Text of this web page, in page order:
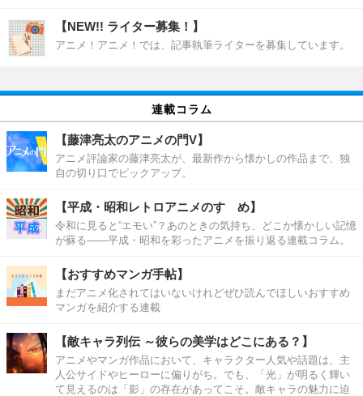
【NEW!! ライター募集！】
アニメ！アニメ！では、記事執筆ライターを募集しています。
連載コラム
【藤津亮太のアニメの門V】
アニメ評論家の藤津亮太が、最新作から懐かしの作品まで、独
自の切り口でピックアップ。
【平成・昭和レトロアニメのすゝめ】
令和に見ると“エモい”？あのときの気持ち、どこか懐かしい記憶
が蘇る――平成・昭和を彩ったアニメを振り返る連載コラム。
【おすすめマンガ手帖】
まだアニメ化されてはいないけれどぜひ読んでほしいおすすめ
マンガを紹介する連載
【敵キャラ列伝 ～彼らの美学はどこにある？】
アニメやマンガ作品において、キャラクター人気や話題は、主
人公サイドやヒーローに偏りがち。でも、「光」が明るく輝い
て見えるのは「影」の存在があってこそ。敵キャラの魅力に迫